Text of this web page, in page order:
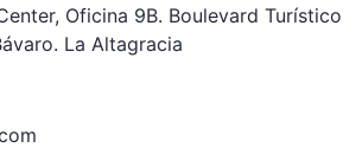
Oficina 9B. Boulevard Turístico
La Altagracia